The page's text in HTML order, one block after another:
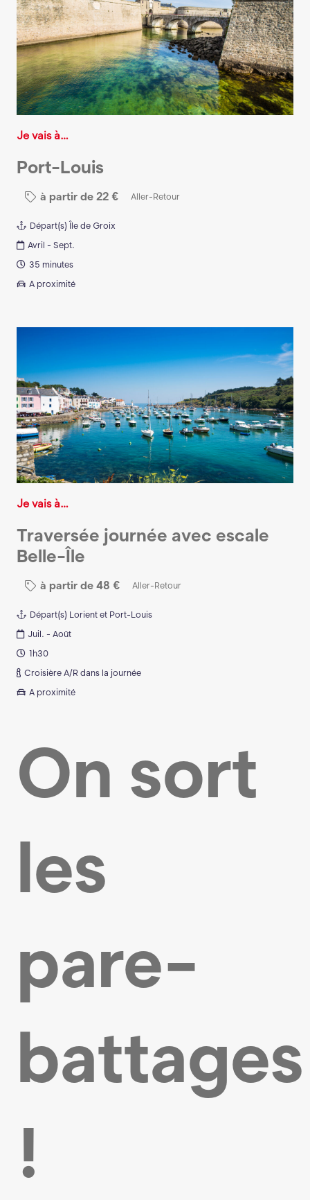
Je vais à…
Port-Louis
à partir de22 € Aller-Retour
Départ(s) Île de Groix
Avril - Sept.
35 minutes
A proximité
Je vais à…
Traversée journée avec escale
Belle-Île
à partir de48 € Aller-Retour
Départ(s) Lorient et Port-Louis
Juil. - Août
1h30
Croisière A/R dans la journée
A proximité
On sort
les
pare-
battages
!